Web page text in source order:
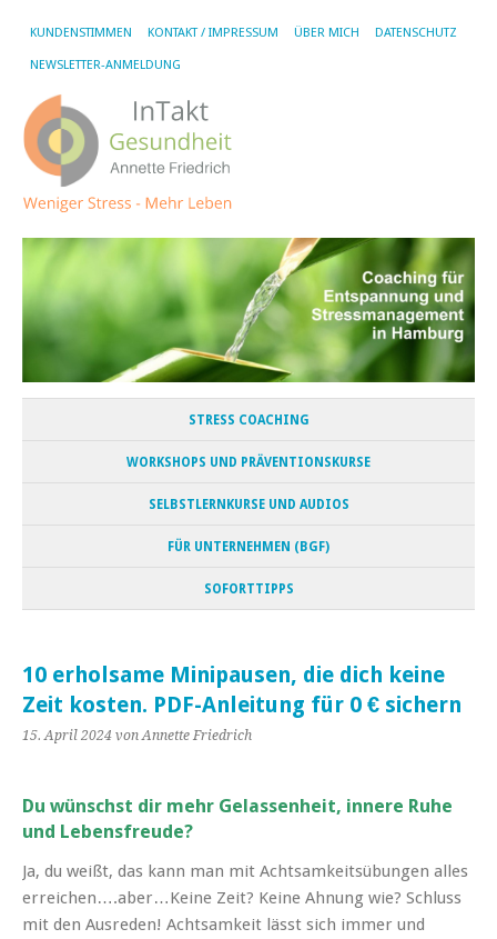
KUNDENSTIMMEN KONTAKT / IMPRESSUM ÜBER MICH DATENSCHUTZ
NEWSLETTER-ANMELDUNG
STRESS COACHING
WORKSHOPS UND PRÄVENTIONSKURSE
SELBSTLERNKURSE UND AUDIOS
FÜR UNTERNEHMEN (BGF)
SOFORTTIPPS
10 erholsame Minipausen, die dich keine
Zeit kosten. PDF-Anleitung für 0 € sichern
15. April 2024 von Annette Friedrich
Du wünschst dir mehr Gelassenheit, innere Ruhe
und Lebensfreude?
Ja, du weißt, das kann man mit Achtsamkeitsübungen alles
erreichen….aber…Keine Zeit? Keine Ahnung wie? Schluss
mit den Ausreden! Achtsamkeit lässt sich immer und